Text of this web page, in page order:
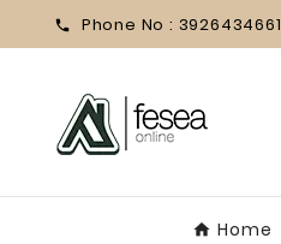
 Phone No : 3926434661
Home